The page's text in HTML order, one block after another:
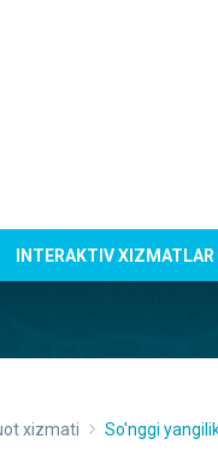
INTERAKTIV XIZMATLAR
xizmati So'nggi